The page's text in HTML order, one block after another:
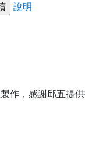
說明
作，感謝邱五提